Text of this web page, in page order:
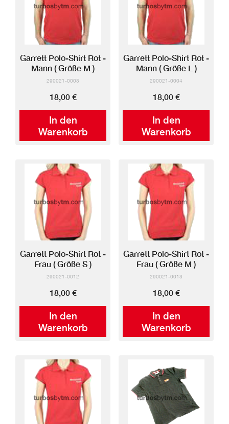
In den
Warenkorb
Garrett Polo-Shirt Rot -
Mann ( Größe M )
290021-0003
18,00 €
In den
Warenkorb
Garrett Polo-Shirt Rot -
Mann ( Größe L )
290021-0004
18,00 €
In den
Warenkorb
Garrett Polo-Shirt Rot -
Frau ( Größe S )
290021-0012
18,00 €
In den
Warenkorb
Garrett Polo-Shirt Rot -
Frau ( Größe M )
290021-0013
18,00 €